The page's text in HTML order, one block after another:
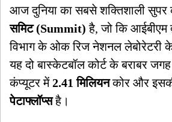
आज दुनिया का सबसे शक्तिशाली सुपर
समिट (Summit) है, जो कि आईबीएम
विभाग के ओक रिज नेशनल लेबोरेटरी के
यह दो बास्केटबॉल कोर्ट के बराबर
कंप्यूटर में2.41 मिलियनकोर और
पेटाफ्लॉप्सहै।